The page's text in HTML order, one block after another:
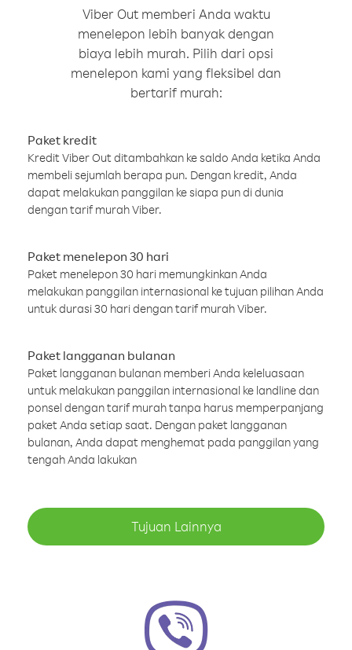
Viber Out memberi Anda waktu
menelepon lebih banyak dengan
biaya lebih murah. Pilih dari opsi
menelepon kami yang fleksibel dan
bertarif murah:
Paket kredit
Kredit Viber Out ditambahkan ke saldo Anda ketika Anda
membeli sejumlah berapa pun. Dengan kredit, Anda
dapat melakukan panggilan ke siapa pun di dunia
dengan tarif murah Viber.
Paket menelepon 30 hari
Paket menelepon 30 hari memungkinkan Anda
melakukan panggilan internasional ke tujuan pilihan Anda
untuk durasi 30 hari dengan tarif murah Viber.
Paket langganan bulanan
Paket langganan bulanan memberi Anda keleluasaan
untuk melakukan panggilan internasional ke landline dan
ponsel dengan tarif murah tanpa harus memperpanjang
paket Anda setiap saat. Dengan paket langganan
bulanan, Anda dapat menghemat pada panggilan yang
tengah Anda lakukan
Tujuan Lainnya